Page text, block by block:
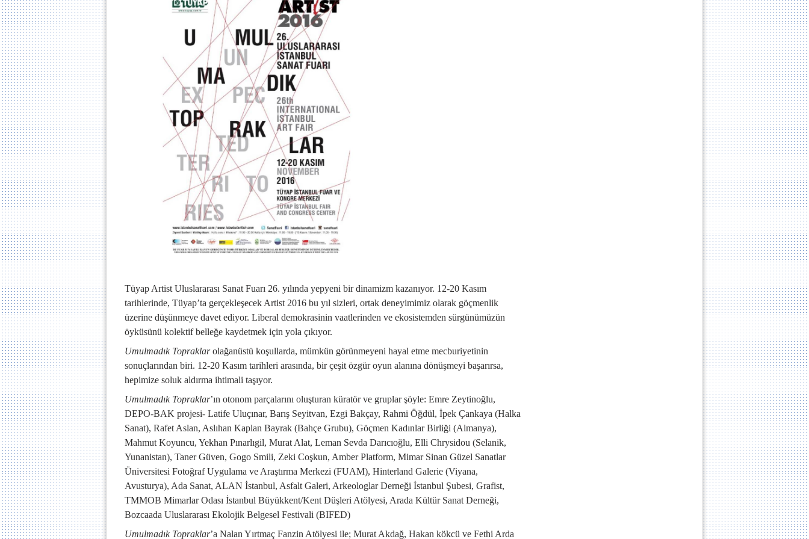
Tüyap Artist Uluslararası Sanat Fuarı 26. yılında yepyeni bir dinamizm kazanıyor. 12-20 Kasım
tarihlerinde, Tüyap’ta gerçekleşecek Artist 2016 bu yıl sizleri, ortak deneyimimiz olarak göçmenlik
üzerine düşünmeye davet ediyor. Liberal demokrasinin vaatlerinden ve ekosistemden sürgünümüzün
öyküsünü kolektif belleğe kaydetmek için yola çıkıyor.
Umulmadık Topraklarolağanüstü koşullarda, mümkün görünmeyeni hayal etme mecburiyetinin
sonuçlarından biri. 12-20 Kasım tarihleri arasında, bir çeşit özgür oyun alanına dönüşmeyi başarırsa,
hepimize soluk aldırma ihtimali taşıyor.
Umulmadık Topraklar’ın otonom parçalarını oluşturan küratör ve gruplar şöyle: Emre Zeytinoğlu,
DEPO-BAK projesi- Latife Uluçınar, Barış Seyitvan, Ezgi Bakçay, Rahmi Öğdül, İpek Çankaya (Halka
Sanat), Rafet Aslan, Aslıhan Kaplan Bayrak (Bahçe Grubu), Göçmen Kadınlar Birliği (Almanya),
Mahmut Koyuncu, Yekhan Pınarlıgil, Murat Alat, Leman Sevda Darıcıoğlu, Elli Chrysidou (Selanik,
Yunanistan), Taner Güven, Gogo Smili, Zeki Coşkun, Amber Platform, Mimar Sinan Güzel Sanatlar
Üniversitesi Fotoğraf Uygulama ve Araştırma Merkezi (FUAM), Hinterland Galerie (Viyana,
Avusturya), Ada Sanat, ALAN İstanbul, Asfalt Galeri, Arkeologlar Derneği İstanbul Şubesi, Grafist,
TMMOB Mimarlar Odası İstanbul Büyükkent/Kent Düşleri Atölyesi, Arada Kültür Sanat Derneği,
Bozcaada Uluslararası Ekolojik Belgesel Festivali (BIFED)
Umulmadık Topraklar’a Nalan Yırtmaç Fanzin Atölyesi ile; Murat Akdağ, Hakan kökcü ve Fethi Arda